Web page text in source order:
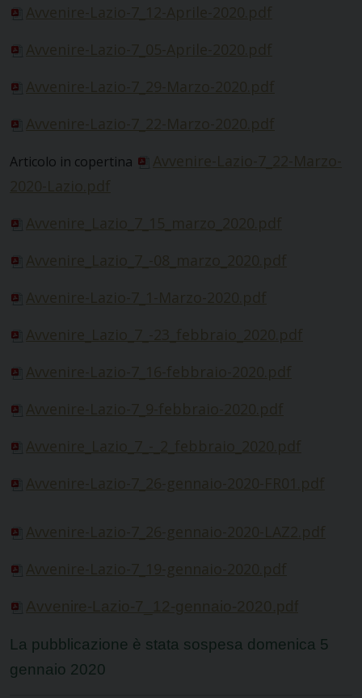
Avvenire-Lazio-7_12-Aprile-2020.pdf
Avvenire-Lazio-7_05-Aprile-2020.pdf
Avvenire-Lazio-7_29-Marzo-2020.pdf
Avvenire-Lazio-7_22-Marzo-2020.pdf
Articolo in copertina
Avvenire-Lazio-7_22-Marzo-
2020-Lazio.pdf
Avvenire_Lazio_7_ 15_marzo_2020.pdf
Avvenire_Lazio_7_-08_marzo_2020.pdf
Avvenire-Lazio-7_1-Marzo-2020.pdf
Avvenire_Lazio_7_-23_febbraio_2020.pdf
Avvenire-Lazio-7_16-febbraio-2020.pdf
Avvenire-Lazio-7_9-febbraio-2020.pdf
Avvenire_Lazio_7_-_2_febbraio_2020.pdf
Avvenire-Lazio-7_26-gennaio-2020-FR01.pdf
Avvenire-Lazio-7_26-gennaio-2020-LAZ2.pdf
Avvenire-Lazio-7_19-gennaio-2020.pdf
Avvenire-Lazio-7_12-gennaio-2020.pdf
La pubblicazione è stata sospesa domenica 5
gennaio 2020